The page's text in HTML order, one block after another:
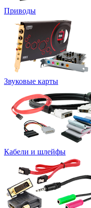
Приводы
Звуковые карты
Кабели и шлейфы